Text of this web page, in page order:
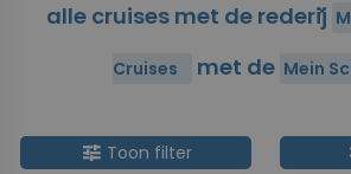
alle cruises met de rederij
Cruises
close
met de Mein
tune Toon filter